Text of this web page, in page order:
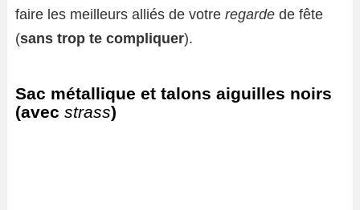
faire les meilleurs alliés de votre regarde de fête
(sans trop te compliquer).
Sac métallique et talons aiguilles noirs
(avec strass)